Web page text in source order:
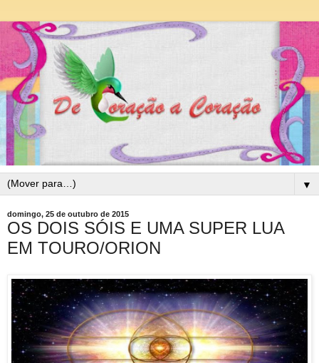
▼
domingo, 25 de outubro de 2015
OS DOIS SÓIS E UMA SUPER LUA
EM TOURO/ORION